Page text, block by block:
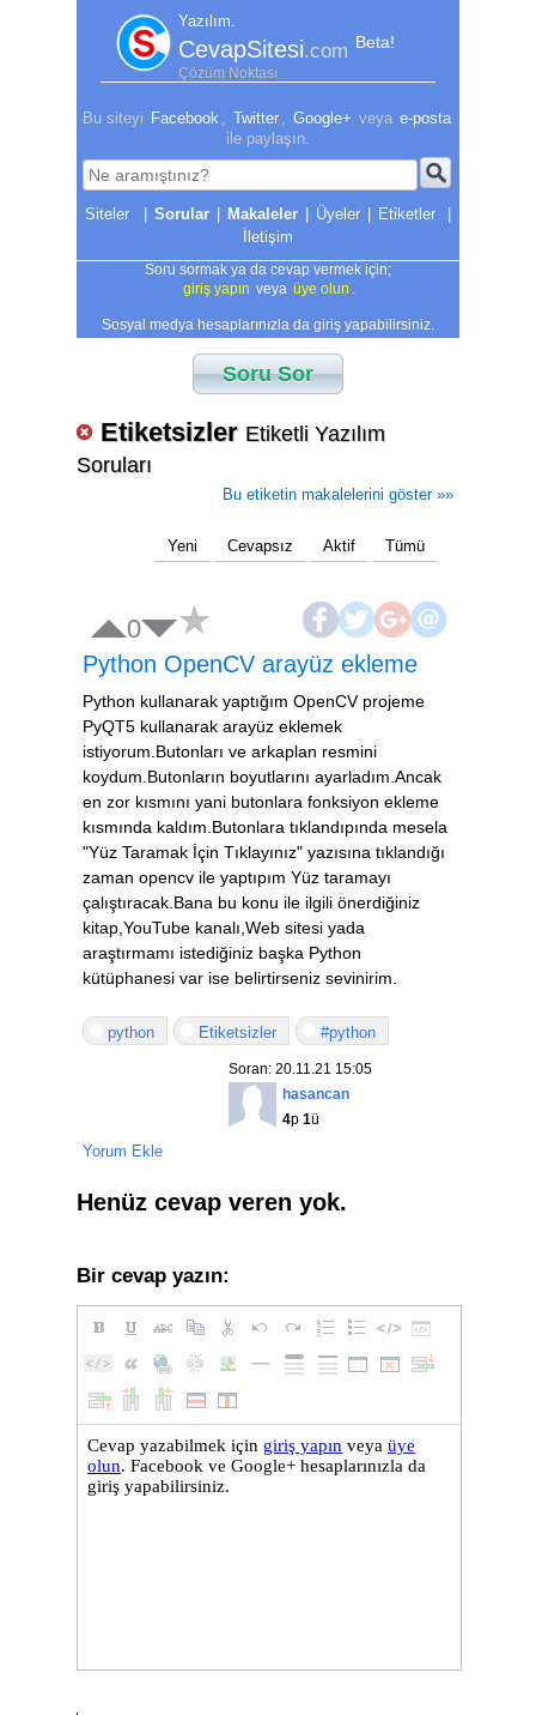
Yazılım.
CevapSitesi.com Beta!
Çözüm Noktası
Bu siteyi Facebook Twitter Google+ veya e-posta
ile paylaşın.
| Sorular | Makaleler | Üyeler | Etiketler
|
İletişim
Soru sormak ya da cevap vermek için;
giriş yapın veya üye olun
Sosyal medya hesaplarınızla da giriş yapabilirsiniz.
Soru Sor
Etiketsizler Etiketli Yazılım
Soruları
Bu etiketin makalelerini göster »»
Yeni Cevapsız Aktif Tümü
0
Python OpenCV arayüz ekleme
Python kullanarak yaptığım OpenCV projeme
PyQT5 kullanarak arayüz eklemek
istiyorum.Butonları ve arkaplan resmini
koydum.Butonların boyutlarını ayarladım.Ancak
en zor kısmını yani butonlara fonksiyon ekleme
kısmında kaldım.Butonlara tıklandıpında mesela
"Yüz Taramak İçin Tıklayınız" yazısına tıklandığı
zaman opencv ile yaptıpım Yüz taramayı
çalıştıracak.Bana bu konu ile ilgili önerdiğiniz
kitap,YouTube kanalı,Web sitesi yada
araştırmamı istediğiniz başka Python
kütüphanesi var ise belirtirseniz sevinirim.
python Etiketsizler #python
Soran: 20.11.21 15:05
hasancan
4p 1ü
Yorum Ekle
Henüz cevap veren yok.
Bir cevap yazın: